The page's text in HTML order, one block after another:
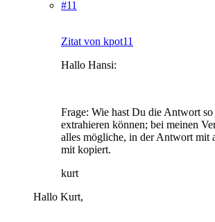
#11
Zitat von kpot11
Hallo Hansi:
Frage: Wie hast Du die Antwort so
extrahieren können; bei meinen
alles mögliche, in der Antwort mit
mit kopiert.
kurt
Hallo Kurt,